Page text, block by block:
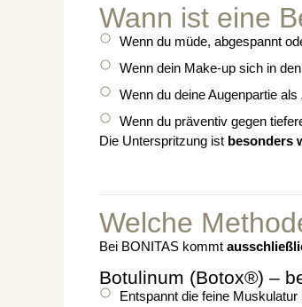
Wann ist eine
Wenn du müde, abgespannt
Wenn dein Make-up sich in
Wenn du deine Augenpartie als
Wenn du präventiv gegen
Die Unterspritzung ist besonders
Welche
Bei BONITAS kommt
Botulinum (Botox®) –
Entspannt die feine Muskulatur